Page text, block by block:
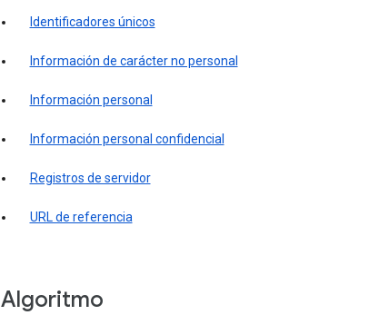
Identificadores únicos
Información de carácter no personal
Información personal
Información personal confidencial
Registros de servidor
URL de referencia
Algoritmo